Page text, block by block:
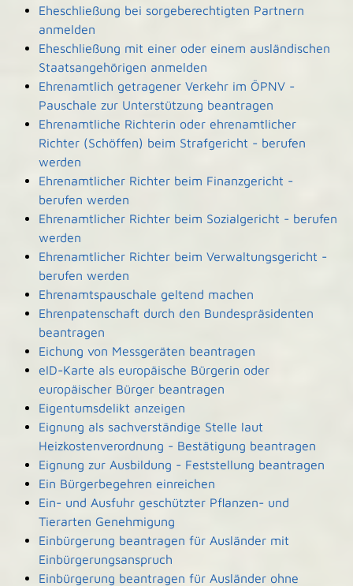
Eheschließung bei sorgeberechtigten Partnern
anmelden
Eheschließung mit einer oder einem ausländischen
Staatsangehörigen anmelden
Ehrenamtlich getragener Verkehr im ÖPNV -
Pauschale zur Unterstützung beantragen
Ehrenamtliche Richterin oder ehrenamtlicher
Richter (Schöffen) beim Strafgericht - berufen
werden
Ehrenamtlicher Richter beim Finanzgericht -
berufen werden
Ehrenamtlicher Richter beim Sozialgericht - berufen
werden
Ehrenamtlicher Richter beim Verwaltungsgericht -
berufen werden
Ehrenamtspauschale geltend machen
Ehrenpatenschaft durch den Bundespräsidenten
beantragen
Eichung von Messgeräten beantragen
eID-Karte als europäische Bürgerin oder
europäischer Bürger beantragen
Eigentumsdelikt anzeigen
Eignung als sachverständige Stelle laut
Heizkostenverordnung - Bestätigung beantragen
Eignung zur Ausbildung - Feststellung beantragen
Ein Bürgerbegehren einreichen
Ein- und Ausfuhr geschützter Pflanzen- und
Tierarten Genehmigung
Einbürgerung beantragen für Ausländer mit
Einbürgerungsanspruch
Einbürgerung beantragen für Ausländer ohne